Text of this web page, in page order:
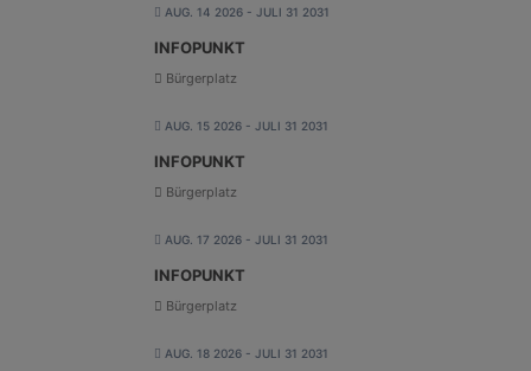
AUG. 14 2026 - JULI 31 2031
INFOPUNKT
Bürgerplatz
AUG. 15 2026 - JULI 31 2031
INFOPUNKT
Bürgerplatz
AUG. 17 2026 - JULI 31 2031
INFOPUNKT
Bürgerplatz
AUG. 18 2026 - JULI 31 2031